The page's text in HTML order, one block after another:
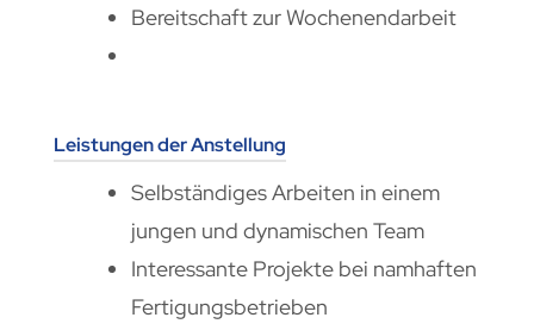
Bereitschaft zur Wochenendarbeit
Leistungen der Anstellung
Selbständiges Arbeiten in einem
jungen und dynamischen Team
Interessante Projekte bei namhaften
Fertigungsbetrieben